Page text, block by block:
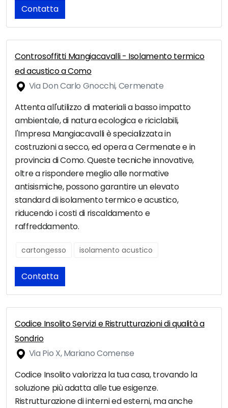
Contatta
Controsoffitti Mangiacavalli - Isolamento termico
ed acustico a Como
Via Don Carlo Gnocchi, Cermenate
Attenta all'utilizzo di materiali a basso impatto
ambientale, di natura ecologica e riciclabili,
l'Impresa Mangiacavalli è specializzata in
costruzioni a secco, ed opera a Cermenate e in
provincia di Como. Queste tecniche innovative,
oltre a rispondere meglio alle normative
antisismiche, possono garantire un elevato
standard di isolamento termico e acustico,
riducendo i costi di riscaldamento e
raffreddamento.
cartongesso isolamento acustico
Contatta
Codice Insolito Servizi e Ristrutturazioni di qualità a
Sondrio
Via Pio X, Mariano Comense
Codice Insolito valorizza la tua casa, trovando la
soluzione più adatta alle tue esigenze.
Ristrutturazione di interni ed esterni, ma anche